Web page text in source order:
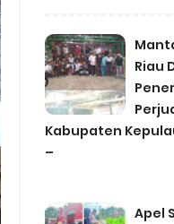
Riau
Kabupaten
–
Apel